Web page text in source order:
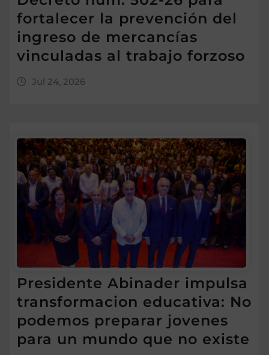
fortalecer la prevención del
ingreso de mercancías
vinculadas al trabajo forzoso
Jul 24, 2026
Presidente Abinader impulsa
transformacion educativa: No
podemos preparar jovenes
para un mundo que no existe